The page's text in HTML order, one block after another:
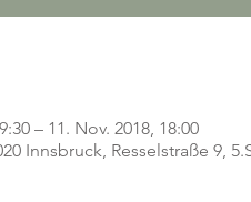
– 11. Nov. 2018, 18:00
Innsbruck, Resselstraße 9,